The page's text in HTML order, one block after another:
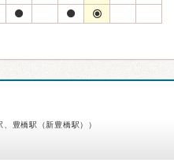
豊橋駅（新豊橋駅））